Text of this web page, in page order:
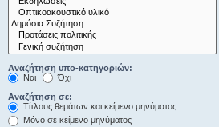
Αναζήτηση υπο-κατηγοριών:
Ναι
Όχι
Αναζήτηση σε:
Τίτλους θεμάτων και κείμενο μηνύματος
Μόνο σε κείμενο μηνύματος